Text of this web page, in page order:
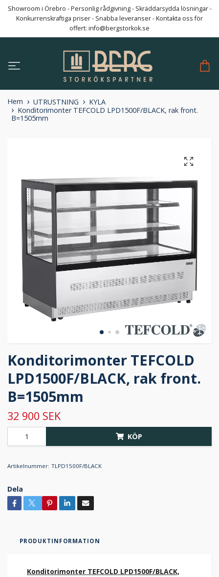
Showroom i Örebro - Personlig rådgivning - Skräddarsydda lösningar -
Konkurrenskraftiga priser - Snabba leveranser - Kontakta oss för
offert: info@bergstorkok.se
Hem UTRUSTNING
KYLA
Konditorimonter TEFCOLD LPD1500F/BLACK, rak front.
B=1505mm
Konditorimonter TEFCOLD
LPD1500F/BLACK, rak front.
B=1505mm
32 900 SEK
KÖP
Artikelnummer: TLPD1500F/BLACK
Dela
PRODUKTINFORMATION
Konditorimonter TEFCOLD LPD1500F/BLACK,